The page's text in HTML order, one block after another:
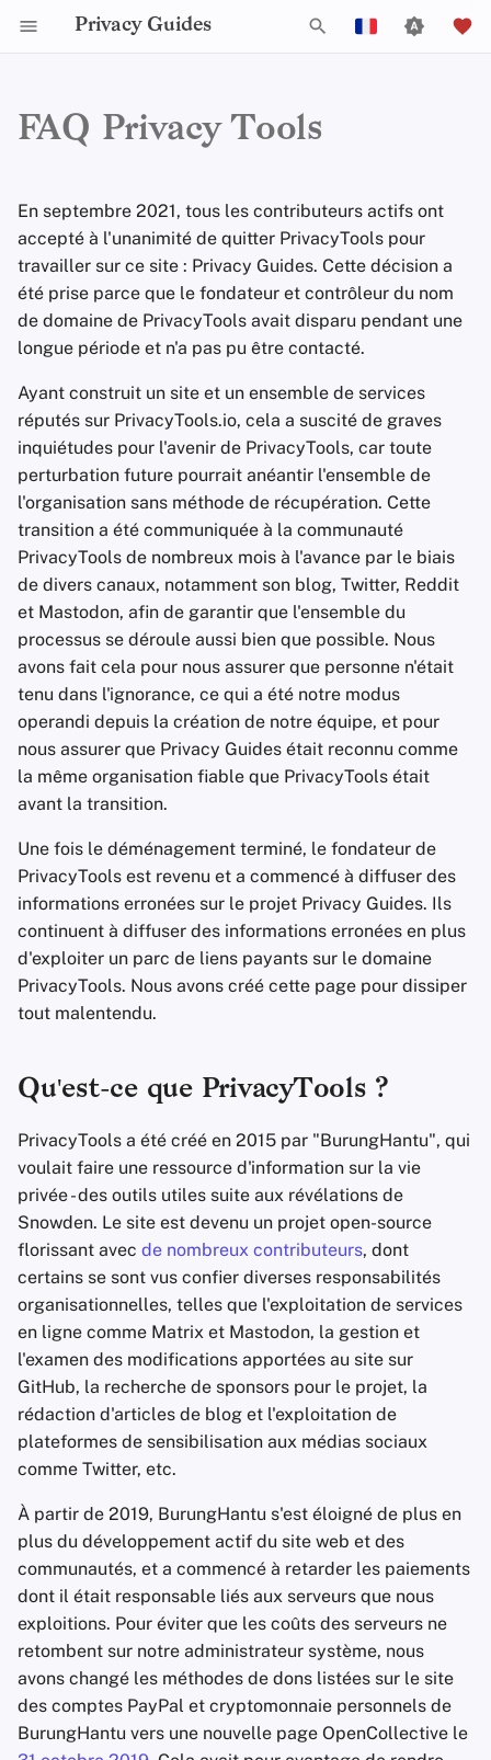
Privacy Guides
n
a
i
s
a
i
n
d
e
l
a
r
c
h
e
r
c
e
Español
Italiano
Nederlands
中文 (繁體)
中文 (繁體，台灣)
Русский
Pourquoi la vie privée est
Modélisation des
menaces
Menaces courantes
Idées reçues
Création de compte
Suppression de compte
Les essentiels de la
technologie
Authentification Multi-
Facteurs
Choisissez Votre
(Hardware)
Sécurité des e-mails
Introduction aux VPNs
Sujets avancés
Introduction à Tor
Paiements privés
Types de réseaux de
communication
Systèmes d'exploitation
iOS
Sur Linux
Sur macOS
Windows
Outils de protection de
Self-Hosting
Serveurs de
Gestion des fichiers
Navigation internet
Navigateurs de
Navigateurs mobiles
Extensions de
Fournisseurs
Services de
de données
Résolveurs DNS
Alias de courrier
électronique
Services d'e-mail
Services financiers
Gestion des photos
Moteurs de recherche
Services VPN
Logiciels
Calendriers
Crypto-monnaie
Caviardage de
et de métadonnées
Documents
Clients e-mails
Logiciels de
Partage et
synchronisation de
fichiers
Santé et Bien-être
Outils linguistiques
L'authentification
multifactorielle
Agrégateurs
de passe
Pastebins
Communication en
temps réel
Réseaux sociaux
Matériel
Clés de sécurité
Systèmes d'exploitation
Bureau/PC
Micrologiciel de
Avancé
Intégrité de l'appareil
Activist Toolbox
Choose Your Tools
Expand Your Perspective
Support The Community
Make It Accessible
Uphold Integrity
Stay Persistent
Take Action!
Legal Resources
À propos de Privacy Guides
Faire un don
Membres de l'équipe
Politiques
Politique d'acceptation
dons
Politique de direction
Politique de
Avis et clauses de non-
responsabilité
Communauté
Contributeurs
Services en ligne
Code de conduite
Contribuer
Guides techniques
FAQ Privacy Tools
En septembre 2021, tous les contributeurs actifs ont
accepté à l'unanimité de quitter PrivacyTools pour
travailler sur ce site : Privacy Guides. Cette décision a
été prise parce que le fondateur et contrôleur du nom
de domaine de PrivacyTools avait disparu pendant une
longue période et n'a pas pu être contacté.
Ayant construit un site et un ensemble de services
réputés sur PrivacyTools.io, cela a suscité de graves
inquiétudes pour l'avenir de PrivacyTools, car toute
perturbation future pourrait anéantir l'ensemble de
l'organisation sans méthode de récupération. Cette
transition a été communiquée à la communauté
PrivacyTools de nombreux mois à l'avance par le biais
de divers canaux, notamment son blog, Twitter, Reddit
et Mastodon, afin de garantir que l'ensemble du
processus se déroule aussi bien que possible. Nous
avons fait cela pour nous assurer que personne n'était
tenu dans l'ignorance, ce qui a été notre modus
operandi depuis la création de notre équipe, et pour
nous assurer que Privacy Guides était reconnu comme
la même organisation fiable que PrivacyTools était
avant la transition.
Une fois le déménagement terminé, le fondateur de
PrivacyTools est revenu et a commencé à diffuser des
informations erronées sur le projet Privacy Guides. Ils
continuent à diffuser des informations erronées en plus
d'exploiter un parc de liens payants sur le domaine
PrivacyTools. Nous avons créé cette page pour dissiper
tout malentendu.
Qu'est-ce que PrivacyTools ?
PrivacyTools a été créé en 2015 par "BurungHantu", qui
voulait faire une ressource d'information sur la vie
privée - des outils utiles suite aux révélations de
Snowden. Le site est devenu un projet open-source
florissant avec de nombreux contributeurs, dont
certains se sont vus confier diverses responsabilités
organisationnelles, telles que l'exploitation de services
en ligne comme Matrix et Mastodon, la gestion et
l'examen des modifications apportées au site sur
GitHub, la recherche de sponsors pour le projet, la
rédaction d'articles de blog et l'exploitation de
plateformes de sensibilisation aux médias sociaux
comme Twitter, etc.
À partir de 2019, BurungHantu s'est éloigné de plus en
plus du développement actif du site web et des
communautés, et a commencé à retarder les paiements
dont il était responsable liés aux serveurs que nous
exploitions. Pour éviter que les coûts des serveurs ne
retombent sur notre administrateur système, nous
avons changé les méthodes de dons listées sur le site
des comptes PayPal et cryptomonnaie personnels de
BurungHantu vers une nouvelle page OpenCollective le